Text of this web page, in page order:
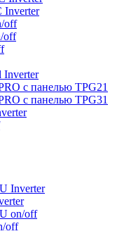
Inverter
off
off
Inverter
c панелью TPG21
c панелью TPG31
Inverter
on/off
off